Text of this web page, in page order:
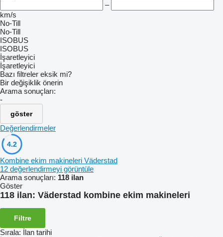
–
km/s
No-Till
No-Till
ISOBUS
ISOBUS
İşaretleyici
İşaretleyici
Bazı filtreler eksik mi?
Bir değişiklik önerin
Arama sonuçları:
-
göster
Değerlendirmeler
4.2
Kombine ekim makineleri Väderstad
12 değerlendirmeyi görüntüle
Arama sonuçları: 118 ilan
Göster
118 ilan: Väderstad kombine ekim makineleri
Filtre
Sırala: İlan tarihi